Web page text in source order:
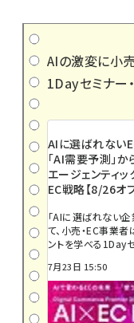
AIの激変に小
1Dayセミナー
AIに選ばれない
「AI需要予測」か
エージェンティ
EC戦略【8/26オ
「AIに選ばれない企
て、小売・EC事業
ントを学べる1Day
7月23日 15:50